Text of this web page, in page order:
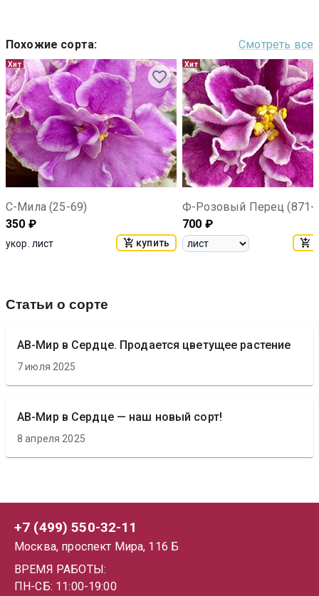
Похожие сорта: Смотреть все
Хит
С-Мила (25-69)
350 ₽
укор. лист купить
Хит
Ф-Розовый Перец (871-
700 ₽
Статьи о сорте
АВ-Мир в Сердце. Продается цветущее растение
7 июля 2025
АВ-Мир в Сердце — наш новый сорт!
8 апреля 2025
+7 (499) 550-32-11
Москва, проспект Мира, 116 Б
ВРЕМЯ РАБОТЫ:
ПН-СБ: 11:00-19:00